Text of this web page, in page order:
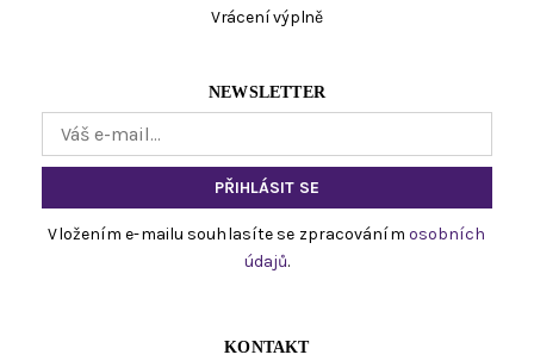
Vrácení výplně
NEWSLETTER
Vložením e-mailu souhlasíte se zpracováním osobních
údajů.
KONTAKT